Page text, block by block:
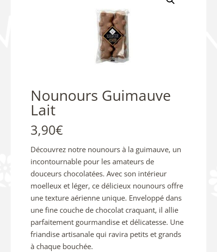
Nounours Guimauve
Lait
3,90€
Découvrez notre nounours à la guimauve, un
incontournable pour les amateurs de
douceurs chocolatées. Avec son intérieur
moelleux et léger, ce délicieux nounours offre
une texture aérienne unique. Enveloppé dans
une fine couche de chocolat craquant, il allie
parfaitement gourmandise et délicatesse. Une
friandise artisanale qui ravira petits et grands
à chaque bouchée.